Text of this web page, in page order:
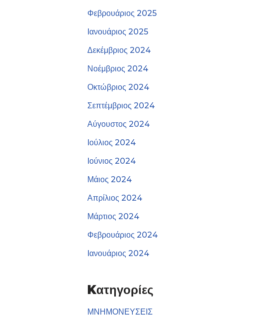
Φεβρουάριος 2025
Ιανουάριος 2025
Δεκέμβριος 2024
Νοέμβριος 2024
Οκτώβριος 2024
Σεπτέμβριος 2024
Αύγουστος 2024
Ιούλιος 2024
Ιούνιος 2024
Μάιος 2024
Απρίλιος 2024
Μάρτιος 2024
Φεβρουάριος 2024
Ιανουάριος 2024
Kατηγορίες
ΜΝΗΜΟΝΕΥΣΕΙΣ